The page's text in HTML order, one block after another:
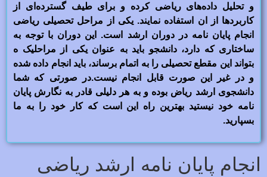
و تحلیل داده‌های ریاضی کرده و برای طیف گسترده‌ای از
کاربردها از ان استفاده نمایند. یکی از مراحل تحصیلی ریاضی
انجام پایان نامه در دوران ارشد است. این دوران با توجه به
ساختاری که دارد، دانشجو باید به عنوان یکی از مراحلیک ه
بتواند این مقطع تحصیلی را به اتمام برساند، باید انجام داده شده
و در غیر این صورت قابل انجام نیست.در صورتی که شما
دانشجوی ارشد ریاض بوده و به هر دلیلی قادر به نگارش پایان
نامه خود نیستید بهترین راه این است که کار خود را به ما
بسپارید.
انجام پایان نامه ارشد ریاضی